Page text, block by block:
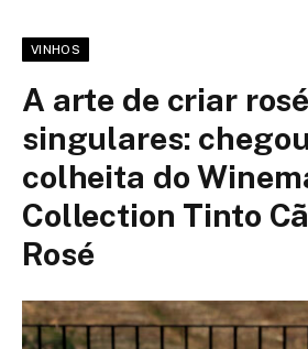
VINHOS
A arte de criar
singulares:
colheita do
Collection Tinto
Rosé